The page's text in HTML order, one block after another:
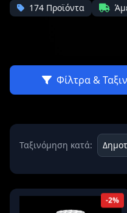
174 Προϊόντα
Φίλτρα &
Ταξινόμηση κατά:
-2%